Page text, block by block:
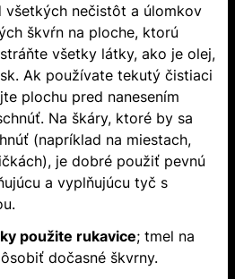
všetkých nečistôt a úlomkov
škvŕn na ploche, ktorú
všetky látky, ako je olej,
Ak používate tekutý čistiaci
plochu pred nanesením
Na škáry, ktoré by sa
(napríklad na miestach,
je dobré použiť pevnú
a vyplňujúcu tyč s
použite rukavice; tmel na
dočasné škvrny.